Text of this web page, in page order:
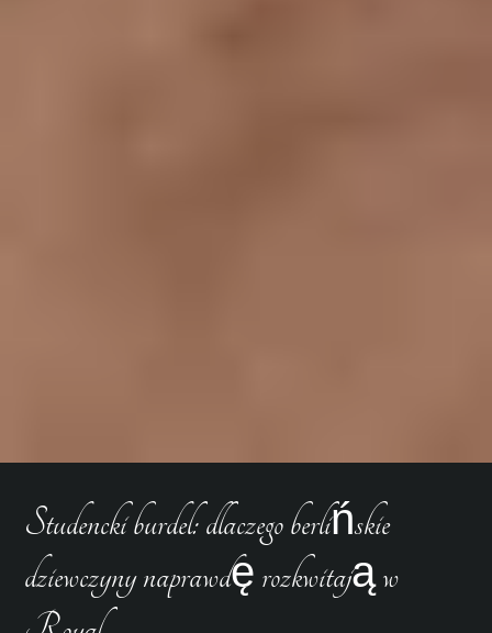
Studencki burdel: dlaczego berlińskie
dziewczyny naprawdę rozkwitają w